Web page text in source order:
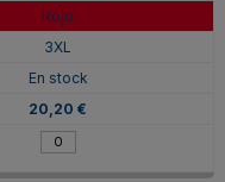
Rojo
3XL
En stock
20,20 €